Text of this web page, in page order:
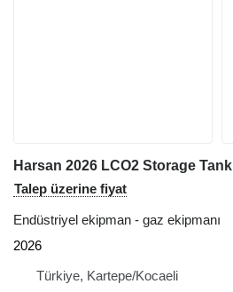
Harsan 2026 LCO2 Storage Tank
Talep üzerine fiyat
Endüstriyel ekipman - gaz ekipmanı
2026
Türkiye, Kartepe/Kocaeli